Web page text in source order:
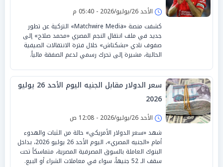
الأحد 26/يوليو/2026 - 05:40 م
كشفت منصة «Matchwire Media» التركية عن تطور
جديد في ملف انتقال النجم المصري «محمد صلاح» إلى
صفوف نادي «بشكتاش» خلال فترة الانتقالات الصيفية
الحالية، مشيرة إلى تحرك رسمي لدعم الصفقة مالياً.
سعر الدولار مقابل الجنيه اليوم الأحد 26 يوليو
2026
الأحد 26/يوليو/2026 - 12:08 ص
شهد «سعر الدولار الأمريكي» حالة من الثبات والهدوء
أمام «الجنيه المصري»، اليوم الأحد 26 يوليو 2026، بداخل
البنوك العاملة بالسوق المصرفية المصرية، متماسكاً تحت
سقف الـ 52 جنيهاً، سواء في معاملات الشراء أو البيع.